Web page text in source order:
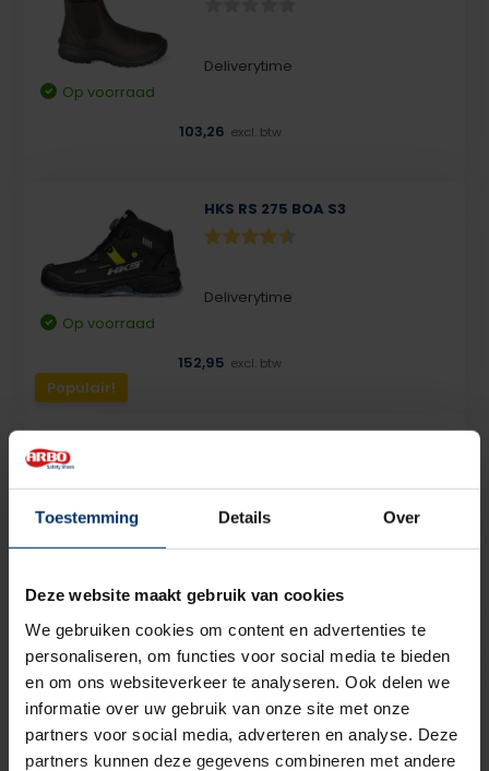
Toestemming Details Over
Deze website maakt gebruik van cookies
We gebruiken cookies om content en advertenties te
personaliseren, om functies voor social media te bieden
en om ons websiteverkeer te analyseren. Ook delen we
informatie over uw gebruik van onze site met onze
partners voor social media, adverteren en analyse. Deze
partners kunnen deze gegevens combineren met andere
Deliverytime
Op voorraad
103,26 excl. btw
Populair!
HKS RS 275 BOA S3
Deliverytime
Op voorraad
152,95 excl. btw
Deliverytime
Op voorraad
113,50 excl. btw
Puma 632250 Rio Black Mid S3
Deliverytime